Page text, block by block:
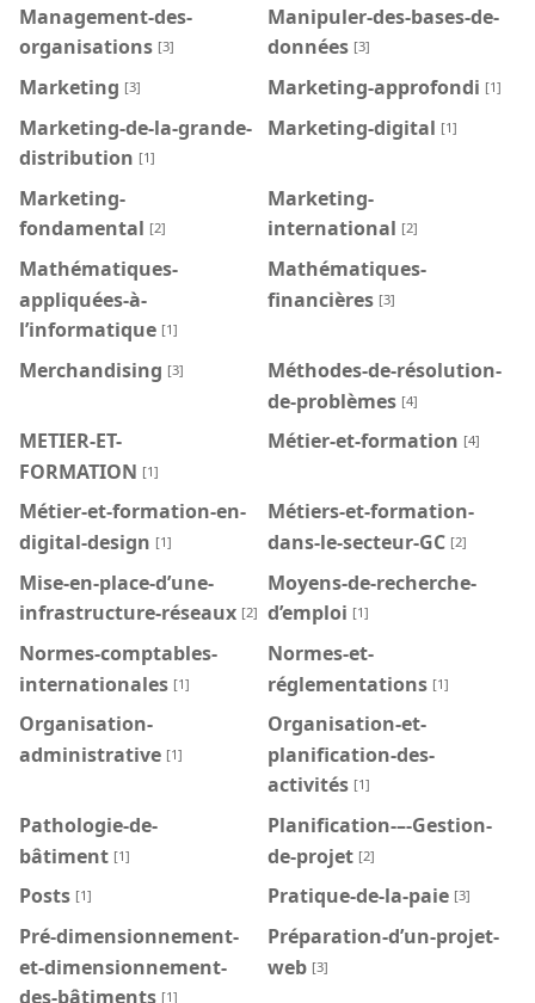
Management-des-
organisations [3]
Manipuler-des-bases-de-
données [3]
Marketing [3] Marketing-approfondi [1]
Marketing-de-la-grande-
distribution [1]
Marketing-digital [1]
Marketing-
fondamental [2]
Marketing-
international [2]
Mathématiques-
appliquées-à-
l’informatique [1]
Mathématiques-
financières [3]
Merchandising [3]
Méthodes-de-résolution-
de-problèmes [4]
METIER-ET-
FORMATION [1]
Métier-et-formation [4]
Métier-et-formation-en-
digital-design [1]
Métiers-et-formation-
dans-le-secteur-GC [2]
Mise-en-place-d’une-
infrastructure-réseaux [2]
Moyens-de-recherche-
d’emploi [1]
Normes-comptables-
internationales [1]
Normes-et-
réglementations [1]
Organisation-
administrative [1]
Organisation-et-
planification-des-
activités [1]
Pathologie-de-
bâtiment [1]
Planification-–-Gestion-
de-projet [2]
Posts [1] Pratique-de-la-paie [3]
Pré-dimensionnement-
et-dimensionnement-
des-bâtiments [1]
Préparation-d’un-projet-
web [3]